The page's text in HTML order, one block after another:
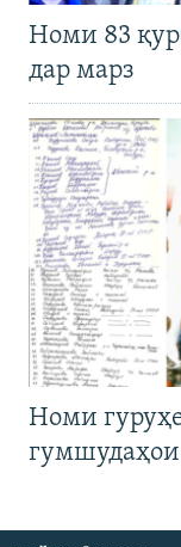
Номи 83
дар марз
Номи
гумшудаҳои